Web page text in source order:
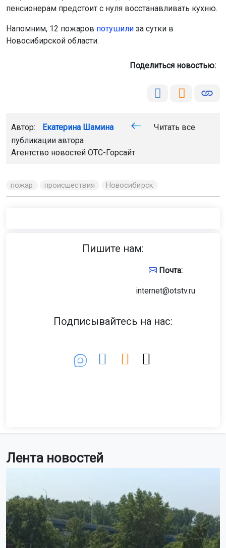
Лента новостей
пенсионерам предстоит с нуля восстанавливать кухню.
Напомним, 12 пожаров потушили за сутки в
Новосибирской области.
Поделиться новостью:
Автор: Екатерина Шамина
Читать все
публикации автора
Агентство новостей ОТС-Горсайт
пожар происшествия Новосибирск
Пишите нам:
Почта:
internet@otstv.ru
Подписывайтесь на нас: